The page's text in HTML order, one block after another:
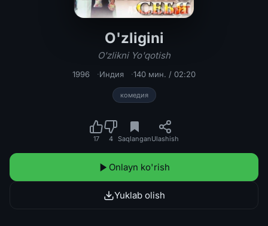
O'zligini
O'zligini / O'zlikni Yo'qotish Hind
O'zlikni Yo'qotish
1996 Индия 140 мин. / 02:20
комедия
17 4 SaqlanganUlashish
Onlayn ko'rish
Yuklab olish